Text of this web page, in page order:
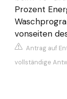
Prozent
vonseiten
Antrag auf
vollständige